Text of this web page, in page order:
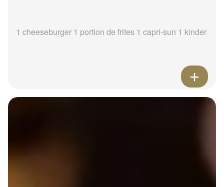
1 cheeseburger 1 portion de frites 1 capri-sun 1 kinder